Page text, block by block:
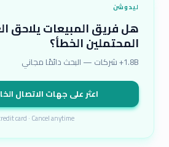
ليدوشن
هل فريق المبيعات يلاحق
المحتملين الخطأ؟
1.8B+ شركات — البحث دائمًا مجاني
اعثر على جهات الاتصال
card · Cancel anytime